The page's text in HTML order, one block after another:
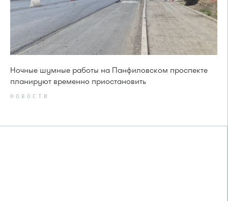
Ночные шумные работы на Панфиловском проспекте
планируют временно приостановить
НОВОСТИ